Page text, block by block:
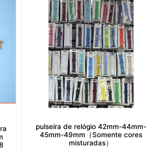
pulseira de relógio 42mm-44mm-
45mm-49mm（Somente cores
misturadas）